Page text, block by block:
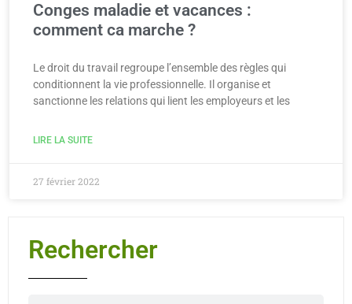
Conges maladie et vacances :
comment ca marche ?
Le droit du travail regroupe l’ensemble des règles qui
conditionnent la vie professionnelle. Il organise et
sanctionne les relations qui lient les employeurs et les
LIRE LA SUITE
27 février 2022
Rechercher